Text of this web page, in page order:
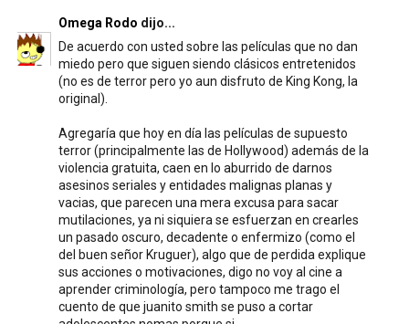
Omega Rodo dijo...
De acuerdo con usted sobre las películas que no dan
miedo pero que siguen siendo clásicos entretenidos
(no es de terror pero yo aun disfruto de King Kong, la
original).
Agregaría que hoy en día las películas de supuesto
terror (principalmente las de Hollywood) además de la
violencia gratuita, caen en lo aburrido de darnos
asesinos seriales y entidades malignas planas y
vacias, que parecen una mera excusa para sacar
mutilaciones, ya ni siquiera se esfuerzan en crearles
un pasado oscuro, decadente o enfermizo (como el
del buen señor Kruguer), algo que de perdida explique
sus acciones o motivaciones, digo no voy al cine a
aprender criminología, pero tampoco me trago el
cuento de que juanito smith se puso a cortar